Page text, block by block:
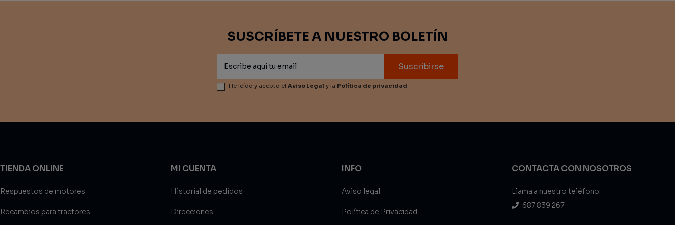
SUSCRÍBETE A NUESTRO BOLETÍN
Suscribirse
He leído y acepto el Aviso Legal y la Política de privacidad
TIENDA ONLINE
Respuestos de motores
Recambios para tractores
MI CUENTA
Historial de pedidos
Direcciones
INFO
Aviso legal
Política de Privacidad
CONTACTA CON NOSOTROS
Llama a nuestro teléfono:
687 839 267